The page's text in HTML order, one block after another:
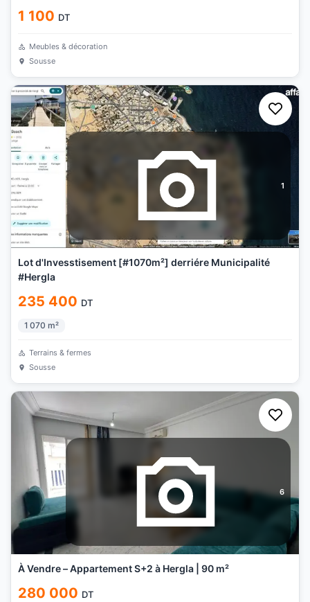
1 100 DT
Meubles & décoration
Sousse
1
Lot d'Invesstisement [#1070m²] derriére Municipalité
#Hergla
235 400 DT
1 070 m²
Terrains & fermes
Sousse
6
À Vendre – Appartement S+2 à Hergla | 90 m²
280 000 DT